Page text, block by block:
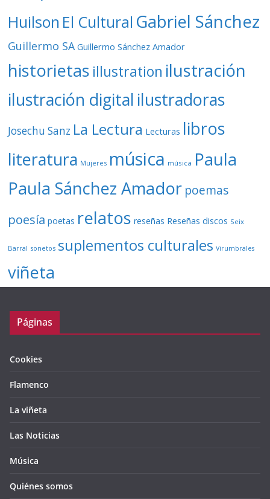
Huilson El Cultural Gabriel Sánchez
Guillermo SA Guillermo Sánchez Amador
historietas illustration ilustración
ilustración digital ilustradoras
Josechu Sanz La Lectura Lecturas libros
literatura Mujeres música música Paula
Paula Sánchez Amador poemas
poesía poetas relatos reseñas Reseñas discos Seix
Barral sonetos suplementos culturales Virumbrales
viñeta
Páginas
Cookies
Flamenco
La viñeta
Las Noticias
Música
Quiénes somos